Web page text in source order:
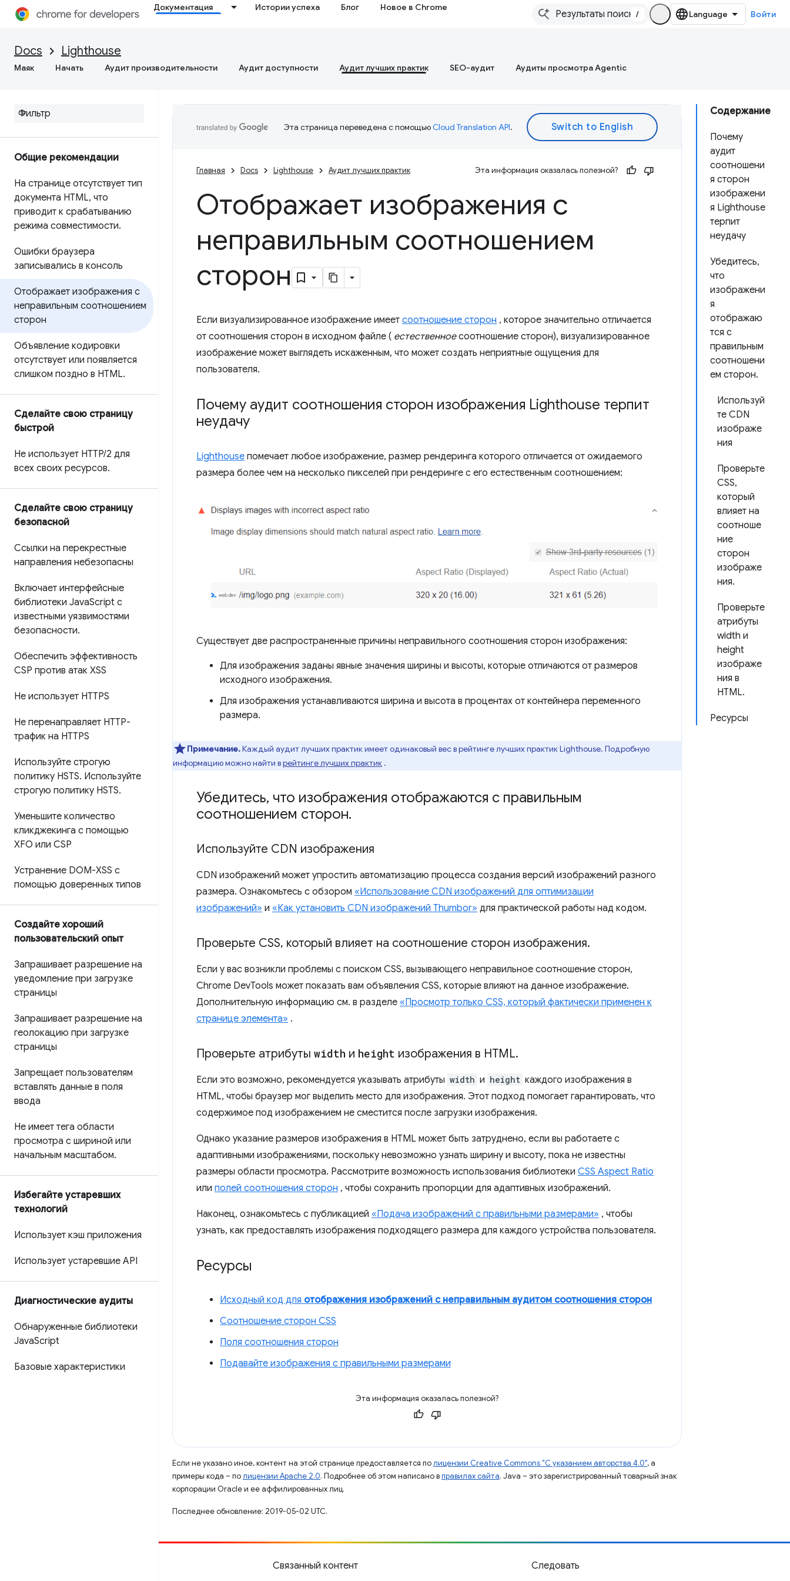
Документация Истории успеха Блог Новое в Chrome
/ Войти
Docs Lighthouse
Маяк Начать Аудит производительности Аудит доступности Аудит лучших практик SEO-аудит Аудиты просмотра Agentic
Общие рекомендации
На странице отсутствует тип
документа HTML, что
приводит к срабатыванию
режима совместимости.
Ошибки браузера
записывались в консоль
Отображает изображения с
неправильным соотношением
сторон
Объявление кодировки
отсутствует или появляется
слишком поздно в HTML.
Сделайте свою страницу
быстрой
Не использует HTTP/2 для
всех своих ресурсов.
Сделайте свою страницу
безопасной
Ссылки на перекрестные
направления небезопасны
Включает интерфейсные
библиотеки JavaScript с
известными уязвимостями
безопасности.
Обеспечить эффективность
CSP против атак XSS
Не использует HTTPS
Не перенаправляет HTTP-
трафик на HTTPS
Используйте строгую
политику HSTS. Используйте
строгую политику HSTS.
Уменьшите количество
кликджекинга с помощью
XFO или CSP
Устранение DOM-XSS с
помощью доверенных типов
Создайте хороший
пользовательский опыт
Запрашивает разрешение на
уведомление при загрузке
страницы
Запрашивает разрешение на
геолокацию при загрузке
страницы
Запрещает пользователям
вставлять данные в поля
ввода
Не имеет тега области
просмотра с шириной или
начальным масштабом.
Избегайте устаревших
технологий
Использует кэш приложения
Использует устаревшие API
Диагностические аудиты
Обнаруженные библиотеки
JavaScript
Базовые характеристики
Содержание
Почему
аудит
соотношени
я сторон
изображени
я Lighthouse
терпит
неудачу
Убедитесь,
что
изображени
я
отображаю
тся с
правильным
соотношени
ем сторон.
Используй
те CDN
изображе
ния
Проверьте
CSS,
который
влияет на
соотноше
ние
сторон
изображе
ния.
Проверьте
атрибуты
width и
height
изображе
ния в
HTML.
Ресурсы
Эта страница переведена с помощьюCloud Translation API.
Главная Docs Lighthouse Аудит лучших практик Эта информация оказалась полезной?
Отображает изображения с
неправильным соотношением
сторон
Если визуализированное изображение имеет соотношение сторон , которое значительно отличается
от соотношения сторон в исходном файле ( естественноесоотношение сторон), визуализированное
изображение может выглядеть искаженным, что может создать неприятные ощущения для
пользователя.
Почему аудит соотношения сторон изображения Lighthouse терпит
неудачу
Lighthouse помечает любое изображение, размер рендеринга которого отличается от ожидаемого
размера более чем на несколько пикселей при рендеринге с его естественным соотношением:
Существует две распространенные причины неправильного соотношения сторон изображения:
Для изображения заданы явные значения ширины и высоты, которые отличаются от размеров
исходного изображения.
Для изображения устанавливаются ширина и высота в процентах от контейнера переменного
размера.
Примечание.Каждый аудит лучших практик имеет одинаковый вес в рейтинге лучших практик Lighthouse. Подробную
информацию можно найти врейтинге лучших практик .
Убедитесь, что изображения отображаются с правильным
соотношением сторон.
Используйте CDN изображения
CDN изображений может упростить автоматизацию процесса создания версий изображений разного
размера. Ознакомьтесь с обзором «Использование CDN изображений для оптимизации
изображений» и «Как установить CDN изображений Thumbor» для практической работы над кодом.
Проверьте CSS, который влияет на соотношение сторон изображения.
Если у вас возникли проблемы с поиском CSS, вызывающего неправильное соотношение сторон,
Chrome DevTools может показать вам объявления CSS, которые влияют на данное изображение.
Дополнительную информацию см. в разделе «Просмотр только CSS, который фактически применен к
странице элемента» .
Проверьте атрибуты width и height изображения в HTML.
Если это возможно, рекомендуется указывать атрибуты width и height каждого изображения в
HTML, чтобы браузер мог выделить место для изображения. Этот подход помогает гарантировать, что
содержимое под изображением не сместится после загрузки изображения.
Однако указание размеров изображения в HTML может быть затруднено, если вы работаете с
адаптивными изображениями, поскольку невозможно узнать ширину и высоту, пока не известны
размеры области просмотра. Рассмотрите возможность использования библиотеки CSS Aspect Ratio
или полей соотношения сторон , чтобы сохранить пропорции для адаптивных изображений.
Наконец, ознакомьтесь с публикацией «Подача изображений с правильными размерами» , чтобы
узнать, как предоставлять изображения подходящего размера для каждого устройства пользователя.
Ресурсы
Исходный код для отображения изображений с неправильным аудитом соотношения сторон
Соотношение сторон CSS
Поля соотношения сторон
Подавайте изображения с правильными размерами
Эта информация оказалась полезной?
Если не указано иное, контент на этой странице предоставляется полицензии Creative Commons "С указанием авторства 4.0", а
примеры кода – полицензии Apache 2.0. Подробнее об этом написано вправилах сайта. Java – это зарегистрированный товарный знак
корпорации Oracle и ее аффилированных лиц.
Последнее обновление: 2019-05-02 UTC.
Связанный контент Следовать